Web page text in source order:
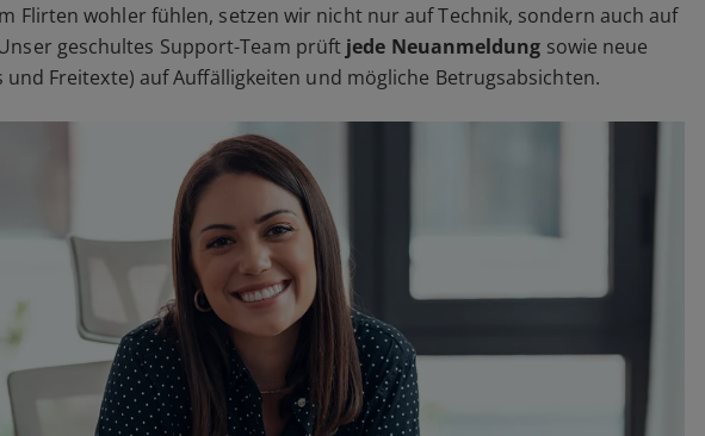
Flirten wohler fühlen, setzen wir nicht nur auf Technik, sondern auch auf
geschultes Support-Team prüft jede Neuanmeldung sowie neue
und Freitexte) auf Auffälligkeiten und mögliche Betrugsabsichten.